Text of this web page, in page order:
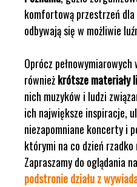
komfortową przestrzeń dla
odbywają się w możliwie
Oprócz
równieżkrótsze materiały
nich muzyków i ludzi
ich największe inspiracje,
niezapomniane koncerty i
którymi na co dzień rzadko
Zapraszamy do oglądania
podstronie działu z